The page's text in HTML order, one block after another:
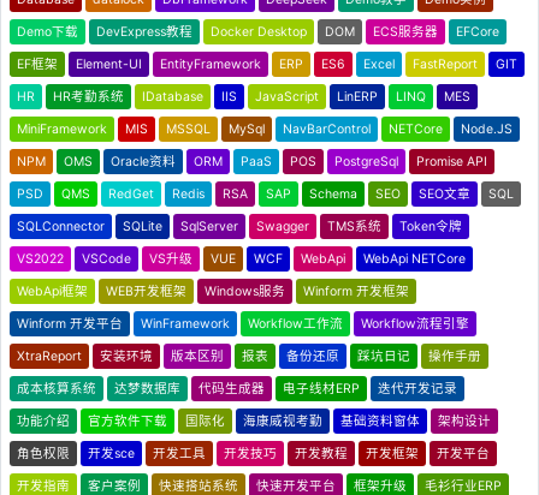
Demo下载 DevExpress教程 Docker Desktop DOM ECS服务器 EFCore
EF框架 Element-UI EntityFramework ERP ES6 Excel FastReport GIT
HR HR考勤系统 IDatabase IIS JavaScript LinERP LINQ MES
MiniFramework MIS MSSQL MySql NavBarControl NETCore Node.JS
NPM OMS Oracle资料 ORM PaaS POS PostgreSql Promise API
PSD QMS RedGet Redis RSA SAP Schema SEO SEO文章 SQL
SQLConnector SQLite SqlServer Swagger TMS系统 Token令牌
VS2022 VSCode VS升级 VUE WCF WebApi WebApi NETCore
WebApi框架 WEB开发框架 Windows服务 Winform 开发框架
Winform 开发平台 WinFramework Workflow工作流 Workflow流程引擎
XtraReport 安装环境 版本区别 报表 备份还原 踩坑日记 操作手册
成本核算系统 达梦数据库 代码生成器 电子线材ERP 迭代开发记录
功能介绍 官方软件下载 国际化 海康威视考勤 基础资料窗体 架构设计
角色权限 开发sce 开发工具 开发技巧 开发教程 开发框架 开发平台
开发指南 客户案例 快速搭站系统 快速开发平台 框架升级 毛衫行业ERP